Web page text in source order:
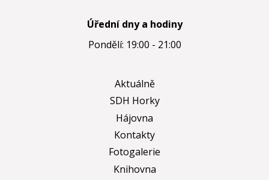
Úřední dny a hodiny
Pondělí: 19:00 - 21:00
Aktuálně
SDH Horky
Hájovna
Kontakty
Fotogalerie
Knihovna